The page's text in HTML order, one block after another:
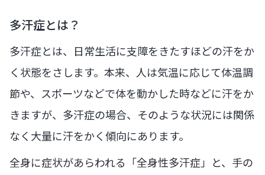
多汗症とは？
多汗症とは、日常生活に支障をきたすほどの汗をか
く状態をさします。本来、人は気温に応じて体温調
節や、スポーツなどで体を動かした時などに汗をか
きますが、多汗症の場合、そのような状況には関係
なく大量に汗をかく傾向にあります。
全身に症状があらわれる「全身性多汗症」と、手の